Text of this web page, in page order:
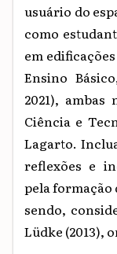
usuário do
como
em
Ensino
2021),
Ciência e
Lagarto.
reflexões e
pela formação
sendo,
Lüdke (2013),